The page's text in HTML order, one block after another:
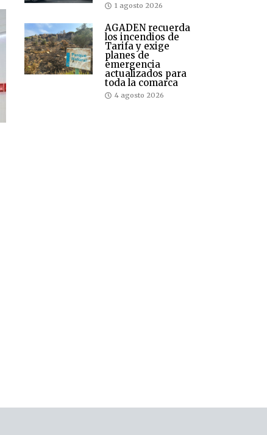
1 agosto 2026
AGADEN recuerda
los incendios de
Tarifa y exige
planes de
emergencia
actualizados para
toda la comarca
4 agosto 2026